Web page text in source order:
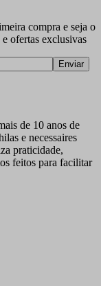
compra e seja o
ofertas exclusivas
Enviar
de 10 anos de
e necessaires
praticidade,
feitos para facilitar